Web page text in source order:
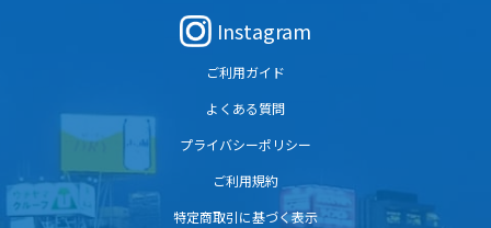
Instagram
ご利用ガイド
よくある質問
プライバシーポリシー
ご利用規約
特定商取引に基づく表示